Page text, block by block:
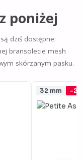
poniżej
dziś dostępne:
bransolecie mesh
skórzanym pasku.
32 mm -